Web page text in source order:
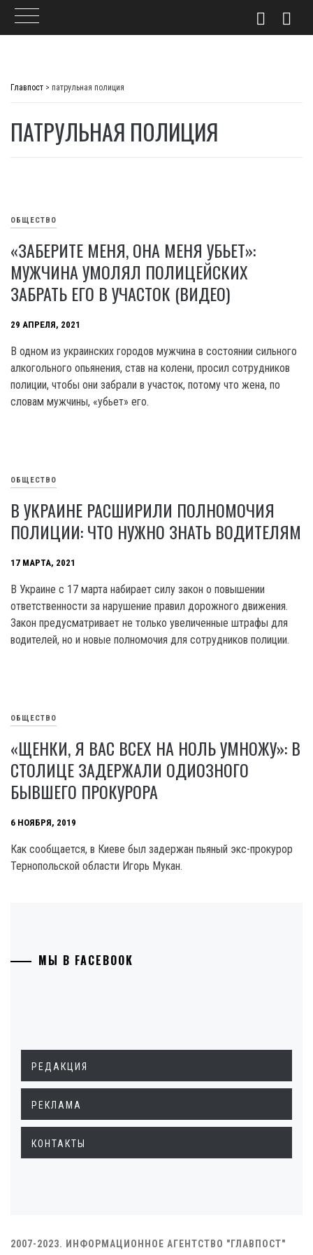
Главпост > патрульная полиция
ПАТРУЛЬНАЯ ПОЛИЦИЯ
ОБЩЕСТВО
«ЗАБЕРИТЕ МЕНЯ, ОНА МЕНЯ УБЬЕТ»:
МУЖЧИНА УМОЛЯЛ ПОЛИЦЕЙСКИХ
ЗАБРАТЬ ЕГО В УЧАСТОК (ВИДЕО)
29 АПРЕЛЯ, 2021
В одном из украинских городов мужчина в состоянии сильного
алкогольного опьянения, став на колени, просил сотрудников
полиции, чтобы они забрали в участок, потому что жена, по
словам мужчины, «убьет» его.
ОБЩЕСТВО
В УКРАИНЕ РАСШИРИЛИ ПОЛНОМОЧИЯ
ПОЛИЦИИ: ЧТО НУЖНО ЗНАТЬ ВОДИТЕЛЯМ
17 МАРТА, 2021
В Украине с 17 марта набирает силу закон о повышении
ответственности за нарушение правил дорожного движения.
Закон предусматривает не только увеличенные штрафы для
водителей, но и новые полномочия для сотрудников полиции.
ОБЩЕСТВО
«ЩЕНКИ, Я ВАС ВСЕХ НА НОЛЬ УМНОЖУ»: В
СТОЛИЦЕ ЗАДЕРЖАЛИ ОДИОЗНОГО
БЫВШЕГО ПРОКУРОРА
6 НОЯБРЯ, 2019
Как сообщается, в Киеве был задержан пьяный экс-прокурор
Тернопольской области Игорь Мукан.
МЫ В FACEBOOK
РЕДАКЦИЯ
РЕКЛАМА
КОНТАКТЫ
2007-2023. ИНФОРМАЦИОННОЕ АГЕНТСТВО "ГЛАВПОСТ"